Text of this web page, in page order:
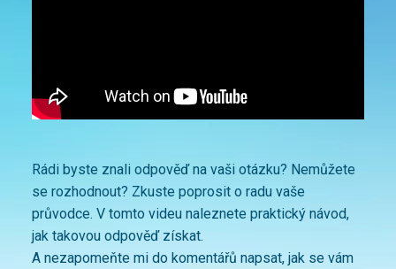
Rádi byste znali odpověď na vaši otázku? Nemůžete
se rozhodnout? Zkuste poprosit o radu vaše
průvodce. V tomto videu naleznete praktický návod,
jak takovou odpověď získat.
A nezapomeňte mi do komentářů napsat, jak se vám